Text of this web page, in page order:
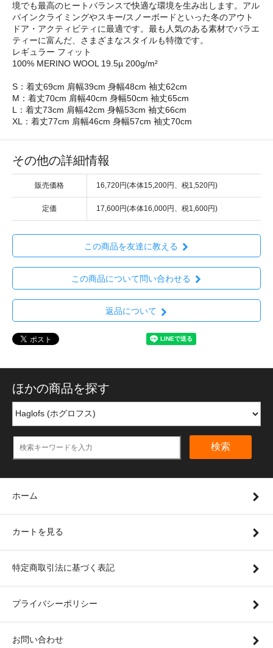
境でも最高のヒートバランスで快適な環境を生み出します。アル
パインクライミングやスキー/スノーボードといった冬のアウト
ドア・アクティビティに最適です。最も人気のある素材でバラエ
ティーに富んだ、さまざまなスタイルも特徴です。
レギュラー フィット
100% MERINO WOOL 19.5µ 200g/m²
S：着丈69cm 肩幅39cm 身幅48cm 袖丈62cm
M：着丈70cm 肩幅40cm 身幅50cm 袖丈65cm
L：着丈73cm 肩幅42cm 身幅53cm 袖丈66cm
XL：着丈77cm 肩幅46cm 身幅57cm 袖丈70cm
その他の詳細情報
販売価格 16,720円(本体15,200円、税1,520円)
定価 17,600円(本体16,000円、税1,600円)
この商品を友達に教える
この商品について問い合わせる
返品について
ほかの商品を探す
検索
ホーム
カートを見る
特定商取引法に基づく表記
プライバシーポリシー
お問い合わせ